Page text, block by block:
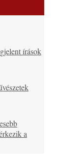
írások
a